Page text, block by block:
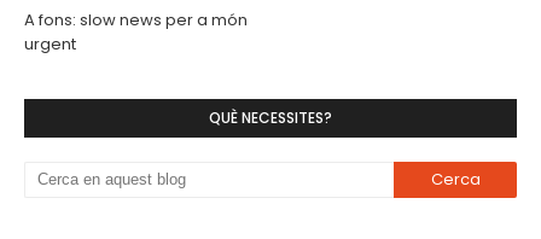
A fons: slow news per a món
urgent
QUÈ NECESSITES?